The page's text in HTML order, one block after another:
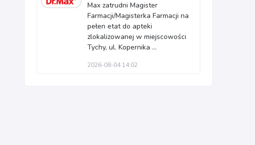
Max zatrudni Magister
Farmacji/Magisterka Farmacji na
pełen etat do apteki
zlokalizowanej w miejscowości
Tychy, ul. Kopernika ...
2026-08-04 14:02